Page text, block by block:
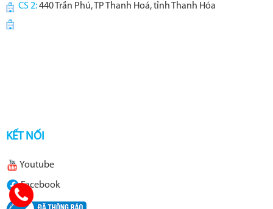
CS 2:440 Trần Phú, TP Thanh Hoá, tỉnh Thanh Hóa
KẾT NỐI
Youtube
Facebook